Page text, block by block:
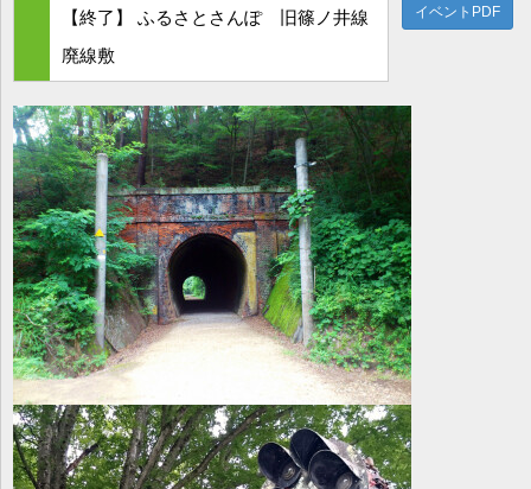
e
【終了】 ふるさとさんぽ 旧篠ノ井線
廃線敷
イベントPDF